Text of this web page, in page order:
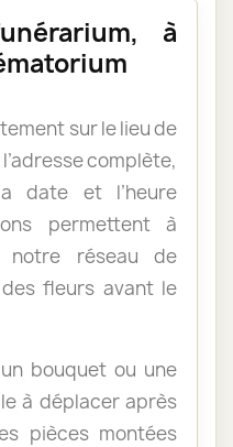
à
sur le lieu de
complète,
date et l’heure
permettent à
notre réseau de
fleurs avant le
bouquet ou une
à déplacer après
pièces montées